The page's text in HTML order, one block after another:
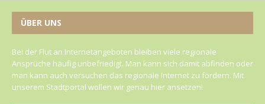
ÜBER UNS
Bei der Flut an Internetangeboten bleiben viele regionale
Ansprüche häufig unbefriedigt. Man kann sich damit abfinden oder
man kann auch versuchen das regionale Internet zu fördern. Mit
unserem Stadtportal wollen wir genau hier ansetzen!